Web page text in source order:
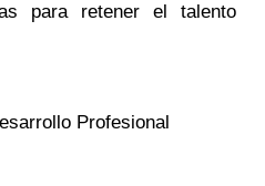
para retener el talento
Profesional